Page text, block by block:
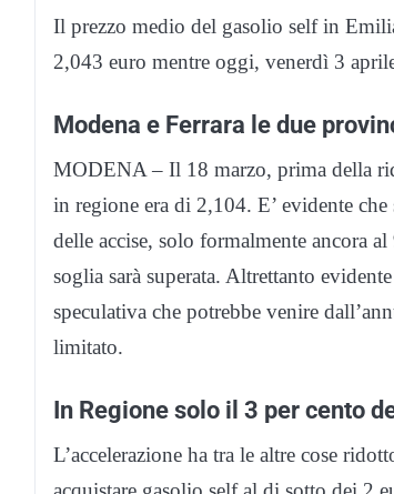
Il prezzo medio del gasolio self in
2,043 euro mentre oggi, venerdì 3
Modena e Ferrara le due
MODENA – Il 18 marzo, prima della
in regione era di 2,104. E’ evidente
delle accise, solo formalmente ancora
soglia sarà superata. Altrettanto
speculativa che potrebbe venire
limitato.
In Regione solo il 3 per cento
L’accelerazione ha tra le altre cose